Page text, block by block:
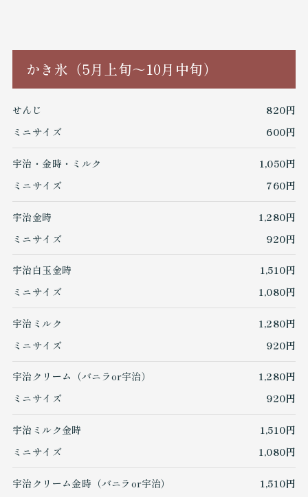
かき氷（5月上旬～10月中旬）
せんじ
820円
ミニサイズ
600円
宇治・金時・ミルク
1,050円
ミニサイズ
760円
宇治金時
1,280円
ミニサイズ
920円
宇治白玉金時
1,510円
ミニサイズ
1,080円
宇治ミルク
1,280円
ミニサイズ
920円
宇治クリーム（バニラor宇治）
1,280円
ミニサイズ
920円
宇治ミルク金時
1,510円
ミニサイズ
1,080円
宇治クリーム金時（バニラor宇治）
1,510円